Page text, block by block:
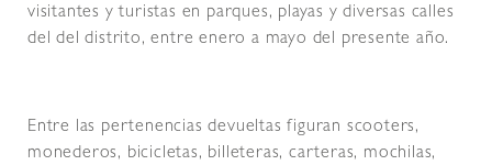
visitantes y turistas en parques, playas y diversas calles
del del distrito, entre enero a mayo del presente año.
Entre las pertenencias devueltas figuran scooters,
monederos, bicicletas, billeteras, carteras, mochilas,